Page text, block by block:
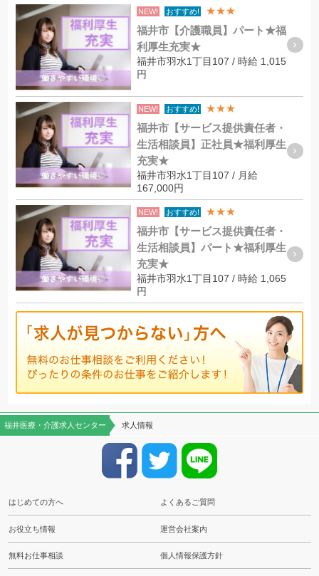
NEW! おすすめ! ★★★
福井市【介護職員】パート★福
利厚生充実★
福井市羽水1丁目107 / 時給 1,015
円
NEW! おすすめ! ★★★
福井市【サービス提供責任者・
生活相談員】正社員★福利厚生
充実★
福井市羽水1丁目107 / 月給
167,000円
NEW! おすすめ! ★★★
福井市【サービス提供責任者・
生活相談員】パート★福利厚生
充実★
福井市羽水1丁目107 / 時給 1,065
円
福井医療・介護求人センター 求人情報
はじめての方へ よくあるご質問
お役立ち情報 運営会社案内
無料お仕事相談 個人情報保護方針